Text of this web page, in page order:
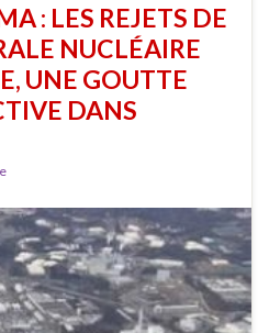
: LES REJETS DE
NUCLÉAIRE
UNE GOUTTE
DANS